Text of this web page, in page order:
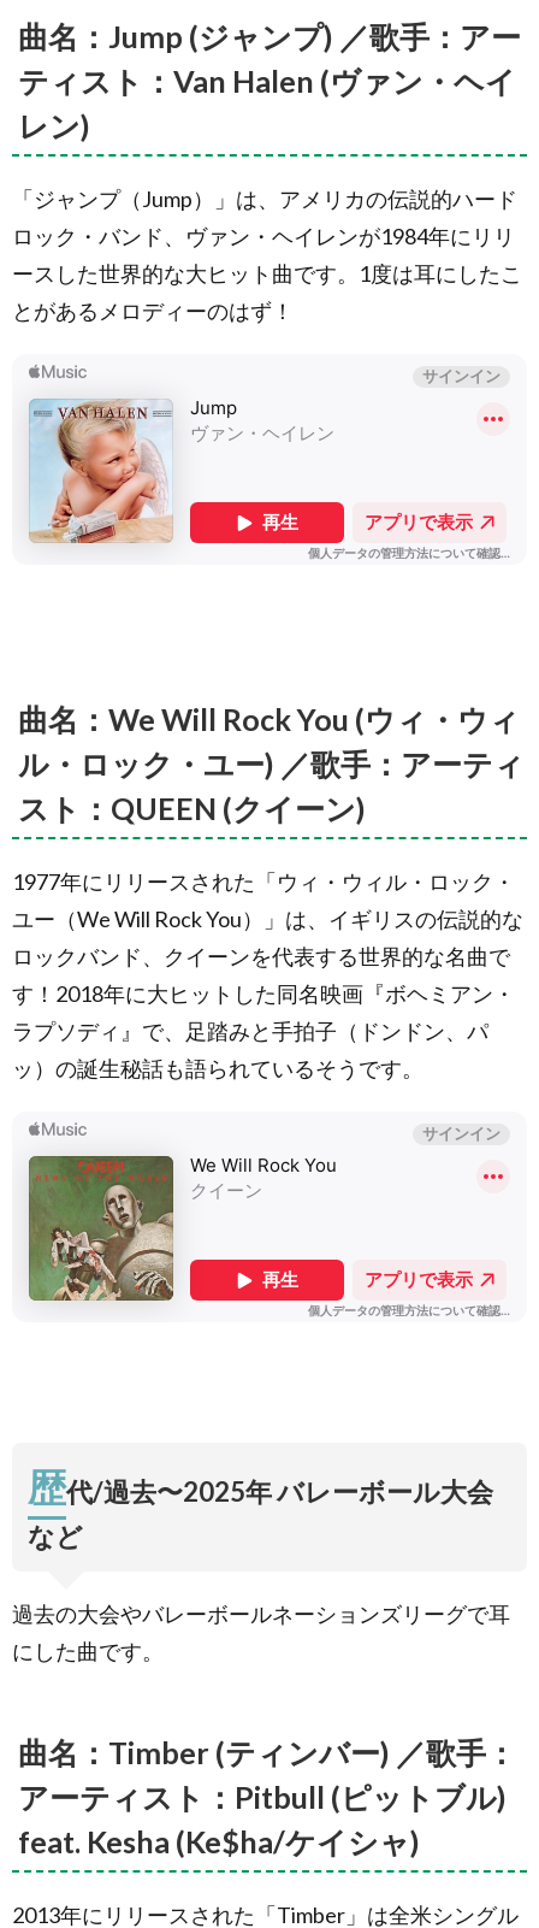
曲名：Jump (ジャンプ) ／歌手：アー
ティスト：Van Halen (ヴァン・ヘイ
レン)
「ジャンプ（Jump）」は、アメリカの伝説的ハード
ロック・バンド、ヴァン・ヘイレンが1984年にリリ
ースした世界的な大ヒット曲です。1度は耳にしたこ
とがあるメロディーのはず！
曲名：We Will Rock You (ウィ・ウィ
ル・ロック・ユー) ／歌手：アーティ
スト：QUEEN (クイーン)
1977年にリリースされた「ウィ・ウィル・ロック・
ユー（We Will Rock You）」は、イギリスの伝説的な
ロックバンド、クイーンを代表する世界的な名曲で
す！2018年に大ヒットした同名映画『ボヘミアン・
ラプソディ』で、足踏みと手拍子（ドンドン、パ
ッ）の誕生秘話も語られているそうです。
歴代/過去〜2025年 バレーボール大会
など
過去の大会やバレーボールネーションズリーグで耳
にした曲です。
曲名：Timber (ティンバー) ／歌手：
アーティスト：Pitbull (ピットブル)
feat. Kesha (Ke$ha/ケイシャ)
2013年にリリースされた「Timber」は全米シングル